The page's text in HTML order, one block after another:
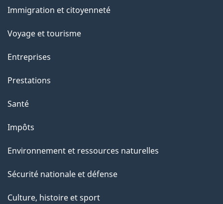
sujets
Immigration et citoyenneté
Voyage et tourisme
Entreprises
Prestations
Santé
Impôts
Environnement et ressources naturelles
Sécurité nationale et défense
Culture, histoire et sport